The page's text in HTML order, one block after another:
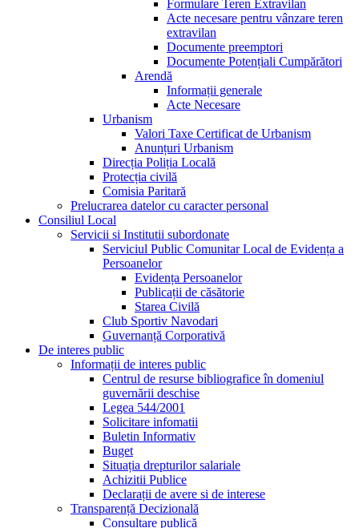
Formulare Teren Extravilan
Acte necesare pentru vânzare teren
extravilan
Documente preemptori
Documente Potențiali Cumpărători
Arendă
Informații generale
Acte Necesare
Urbanism
Valori Taxe Certificat de Urbanism
Anunțuri Urbanism
Direcția Poliția Locală
Protecția civilă
Comisia Paritară
Prelucrarea datelor cu caracter personal
Consiliul Local
Servicii si Institutii subordonate
Serviciul Public Comunitar Local de Evidența a
Persoanelor
Evidența Persoanelor
Publicații de căsătorie
Starea Civilă
Club Sportiv Navodari
Guvernanță Corporativă
De interes public
Informații de interes public
Centrul de resurse bibliografice în domeniul
guvernării deschise
Legea 544/2001
Solicitare infomatii
Buletin Informativ
Buget
Situația drepturilor salariale
Achizitii Publice
Declarații de avere si de interese
Transparență Decizională
Consultare publică